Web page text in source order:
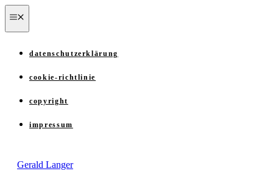
Zum
Inhalt
springen
datenschutzerklärung
cookie-richtlinie
copyright
impressum
Gerald Langer